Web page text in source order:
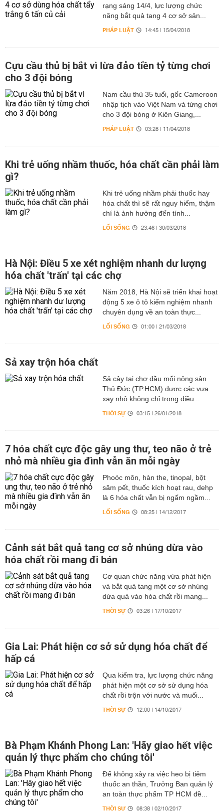
rạng sáng 14/4, lực lượng chức
năng bắt quả tang 4 cơ sở sản...
PHÁP LUẬT 14:45 | 15/04/2018
Cựu cầu thủ bị bắt vì lừa đảo tiền tỷ từng chơi
cho 3 đội bóng
Nam cầu thủ 35 tuổi, gốc Cameroon
nhập tịch vào Việt Nam và từng chơi
cho 3 đội bóng ở Kiên Giang,...
PHÁP LUẬT 03:28 | 11/04/2018
Khi trẻ uống nhầm thuốc, hóa chất cần phải làm
gì?
Khi trẻ uống nhầm phải thuốc hay
hóa chất thì sẽ rất nguy hiểm, thậm
chí là ảnh hưởng đến tính...
LỐI SỐNG 23:46 | 30/03/2018
Hà Nội: Điều 5 xe xét nghiệm nhanh dư lượng
hóa chất 'trấn' tại các chợ
Năm 2018, Hà Nội sẽ triển khai hoạt
động 5 xe ô tô kiểm nghiệm nhanh
chuyên dụng về an toàn thực...
LỐI SỐNG 01:00 | 21/03/2018
Sả xay trộn hóa chất
Sả cây tại chợ đầu mối nông sản
Thủ Đức (TP.HCM) được các vựa
xay nhỏ không chỉ trong điều...
THỜI SỰ 03:15 | 26/01/2018
7 hóa chất cực độc gây ung thư, teo não ở trẻ
nhỏ mà nhiều gia đình vẫn ăn mỗi ngày
Phoóc môn, hàn the, tinopal, bột
săm pết, thuốc kích hoạt rau, dehp
là 6 hóa chất vẫn bị ngấm ngầm...
LỐI SỐNG 08:25 | 14/12/2017
Cảnh sát bắt quả tang cơ sở nhúng dừa vào
hóa chất rồi mang đi bán
Cơ quan chức năng vừa phát hiện
và bắt quả tang một cơ sở nhúng
dừa quả vào hóa chất rồi mang...
THỜI SỰ 03:26 | 17/10/2017
Gia Lai: Phát hiện cơ sở sử dụng hóa chất để
hấp cá
Qua kiểm tra, lực lượng chức năng
phát hiện một cơ sở sử dụng hóa
chất rồi trộn với nước và muối...
THỜI SỰ 12:00 | 14/10/2017
Bà Phạm Khánh Phong Lan: 'Hãy giao hết việc
quản lý thực phẩm cho chúng tôi'
Để không xảy ra việc heo bị tiêm
thuốc an thần, Trưởng Ban quản lý
an toàn thực phẩm TP HCM đề...
THỜI SỰ 08:38 | 02/10/2017